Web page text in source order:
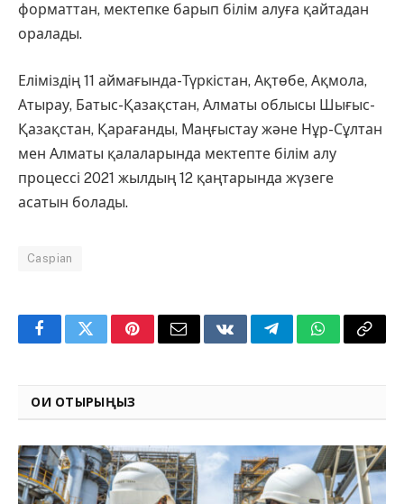
форматтан, мектепке барып білім алуға қайтадан
оралады.
Еліміздің 11 аймағында-Түркістан, Ақтөбе, Ақмола,
Атырау, Батыс-Қазақстан, Алматы облысы Шығыс-
Қазақстан, Қарағанды, Маңғыстау және Нұр-Сұлтан
мен Алматы қалаларында мектепте білім алу
процессі 2021 жылдың 12 қаңтарында жүзеге
асатын болады.
Caspian
FacebookTwitterPinterestEmail VKontakteTelegramWhatsApp
Copy
ОҚИ ОТЫРЫҢЫЗ